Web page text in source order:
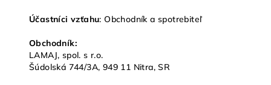
Účastníci vzťahu: Obchodník a spotrebiteľ
Obchodník:
LAMAJ, spol. s r.o.
Šúdolská 744/3A, 949 11 Nitra, SR